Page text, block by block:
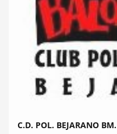
C.D. POL. BEJARANO BM.